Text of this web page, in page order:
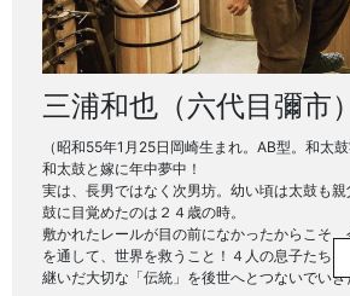
三浦和也（六代目彌市）
（昭和55年1月25日岡崎生まれ。AB型。和太鼓
和太鼓と嫁に年中夢中！
実は、長男ではなく次男坊。幼い頃は太鼓も
鼓に目覚めたのは２４歳の時。
敷かれたレールが目の前になかったからこそ
を通して、世界を救うこと！４人の息子たち
継いだ大切な「伝統」を後世へとつないでいき